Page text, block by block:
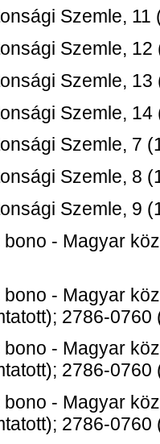
Szemle,
Szemle,
Szemle,
Szemle,
Szemle, 7
Szemle, 8
Szemle, 9
bono - Magyar
bono - Magyar
2786-0760
bono - Magyar
2786-0760
bono - Magyar
2786-0760